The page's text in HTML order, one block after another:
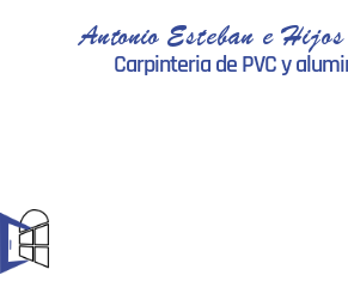
Antonio Esteban e
Carpinteria de PVC y